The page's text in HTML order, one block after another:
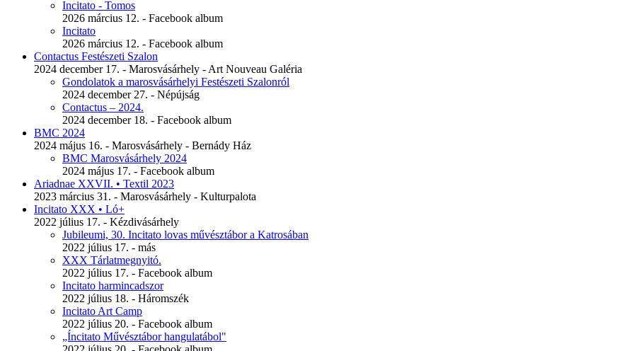
Incitato - Tomos
2026 március 12. - Facebook album
Incitato
2026 március 12. - Facebook album
Contactus Festészeti Szalon
2024 december 17. - Marosvásárhely - Art Nouveau Galéria
Gondolatok a marosvásárhelyi Festészeti Szalonról
2024 december 27. - Népújság
Contactus – 2024.
2024 december 18. - Facebook album
BMC 2024
2024 május 16. - Marosvásárhely - Bernády Ház
BMC Marosvásárhely 2024
2024 május 17. - Facebook album
Ariadnae XXVII. • Textil 2023
2023 március 31. - Marosvásárhely - Kulturpalota
Incitato XXX • Ló+
2022 július 17. - Kézdivásárhely
Jubileumi, 30. Incitato lovas művésztábor a Katrosában
2022 július 17. - más
XXX Tárlatmegnyitó.
2022 július 17. - Facebook album
Incitato harmincadszor
2022 július 18. - Háromszék
Incitato Art Camp
2022 július 20. - Facebook album
„Íncitato Művésztábor hangulatábol"